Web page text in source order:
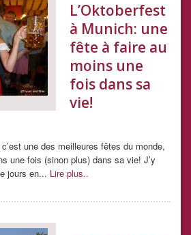
L’Oktoberfest
à Munich: une
fête à faire au
moins une
fois dans sa
vie!
une des meilleures fêtes du monde,
une fois (sinon plus) dans sa vie! J’y
jours en... Lire plus..